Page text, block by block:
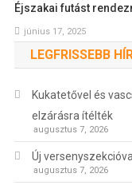
Éjszakai futást
június 17, 2025
LEGFRISSEBB
Kukatetővel és
elzárásra ítélték
augusztus 7, 2026
Új
augusztus 7, 2026